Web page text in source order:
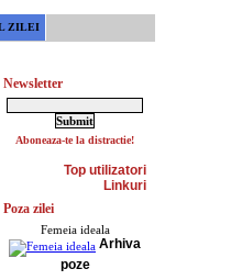
ZILEI
Newsletter
Aboneaza-te la distractie!
Top utilizatori
Linkuri
Poza zilei
Femeia ideala
Arhiva
poze